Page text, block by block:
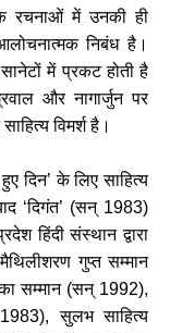
रचनाओं में उनकी ही
निबंध है।
में प्रकट होती है
और नागार्जुन पर
विमर्श है।
दिन’ के लिए साहित्य
‘दिगंत’ (सन् 1983)
हिंदी संस्थान द्वारा
गुप्त सम्मान
सम्मान (सन् 1992),
1983), सुलभ साहित्य